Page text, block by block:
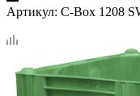
Артикул: C-Box 1208